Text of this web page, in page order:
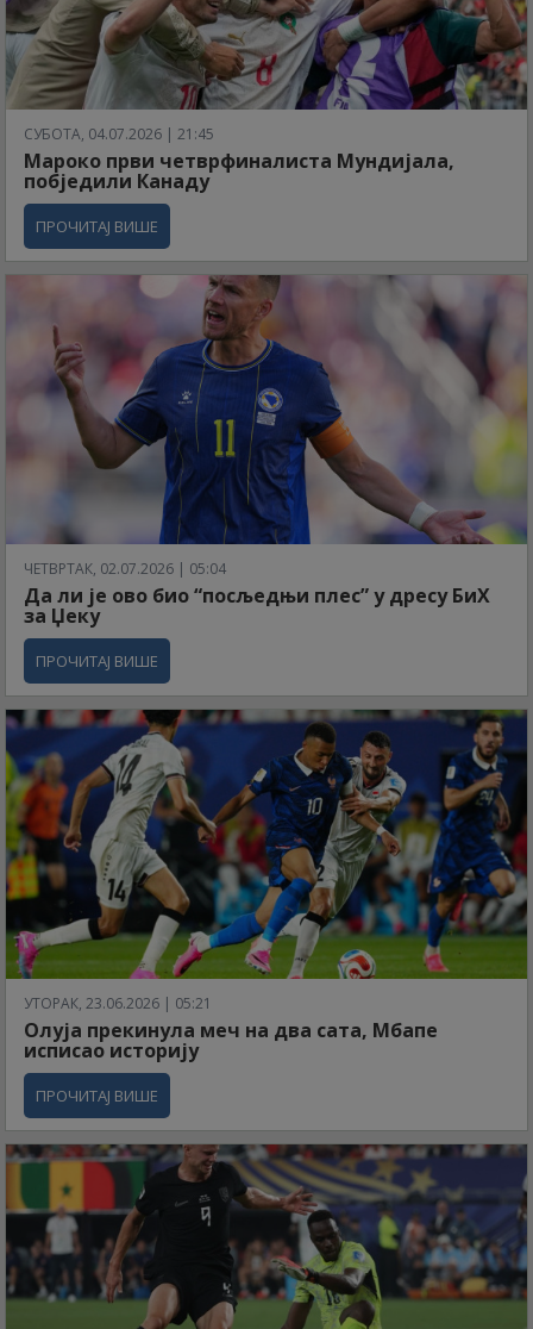
СУБОТА, 04.07.2026 | 21:45
Мароко први четврфиналиста Мундијала,
побједили Канаду
ПРОЧИТАЈ ВИШЕ
ЧЕТВРТАК, 02.07.2026 | 05:04
Да ли је ово био “посљедњи плес” у дресу БиХ
за Џеку
ПРОЧИТАЈ ВИШЕ
УТОРАК, 23.06.2026 | 05:21
Олуја прекинула меч на два сата, Мбапе
исписао историју
ПРОЧИТАЈ ВИШЕ